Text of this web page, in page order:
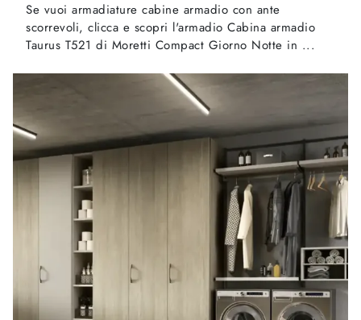
Se vuoi armadiature cabine armadio con ante
scorrevoli, clicca e scopri l'armadio Cabina armadio
Taurus T521 di Moretti Compact Giorno Notte in ...